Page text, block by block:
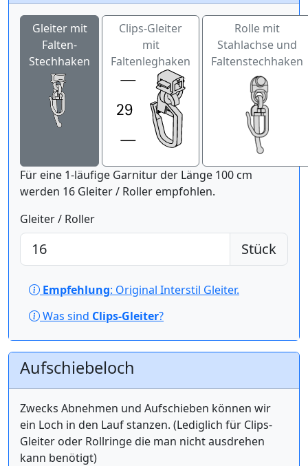
Gleiter mit
Falten-
Stechhaken
Clips-Gleiter
mit
Faltenleghaken
Rolle mit
Stahlachse und
Faltenstechhaken
Für eine 1-läufige Garnitur der Länge 100 cm
werden 16 Gleiter / Roller empfohlen.
Gleiter / Roller
Stück
Empfehlung: Original Interstil Gleiter.
Was sind Clips-Gleiter?
Aufschiebeloch
Zwecks Abnehmen und Aufschieben können wir
ein Loch in den Lauf stanzen. (Lediglich für Clips-
Gleiter oder Rollringe die man nicht ausdrehen
kann benötigt)